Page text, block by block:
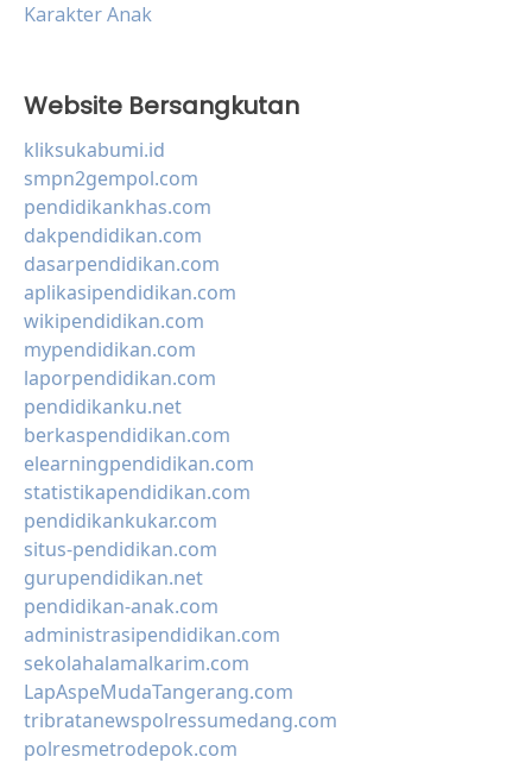
Karakter Anak
Website Bersangkutan
kliksukabumi.id
smpn2gempol.com
pendidikankhas.com
dakpendidikan.com
dasarpendidikan.com
aplikasipendidikan.com
wikipendidikan.com
mypendidikan.com
laporpendidikan.com
pendidikanku.net
berkaspendidikan.com
elearningpendidikan.com
statistikapendidikan.com
pendidikankukar.com
situs-pendidikan.com
gurupendidikan.net
pendidikan-anak.com
administrasipendidikan.com
sekolahalamalkarim.com
LapAspeMudaTangerang.com
tribratanewspolressumedang.com
polresmetrodepok.com